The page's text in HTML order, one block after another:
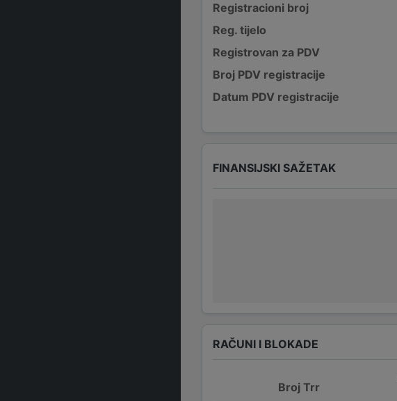
Registracioni broj
Reg. tijelo
Registrovan za PDV
Broj PDV registracije
Datum PDV registracije
FINANSIJSKI SAŽETAK
RAČUNI I BLOKADE
Broj Trr